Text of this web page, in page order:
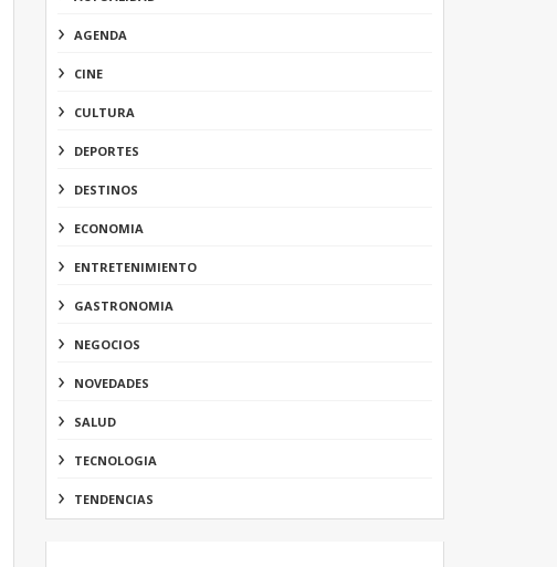
AGENDA
CINE
CULTURA
DEPORTES
DESTINOS
ECONOMIA
ENTRETENIMIENTO
GASTRONOMIA
NEGOCIOS
NOVEDADES
SALUD
TECNOLOGIA
TENDENCIAS